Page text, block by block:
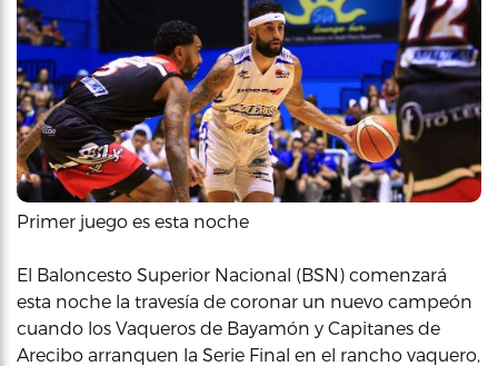
Primer juego es esta noche
El Baloncesto Superior Nacional (BSN) comenzará
esta noche la travesía de coronar un nuevo campeón
cuando los Vaqueros de Bayamón y Capitanes de
Arecibo arranquen la Serie Final en el rancho vaquero,